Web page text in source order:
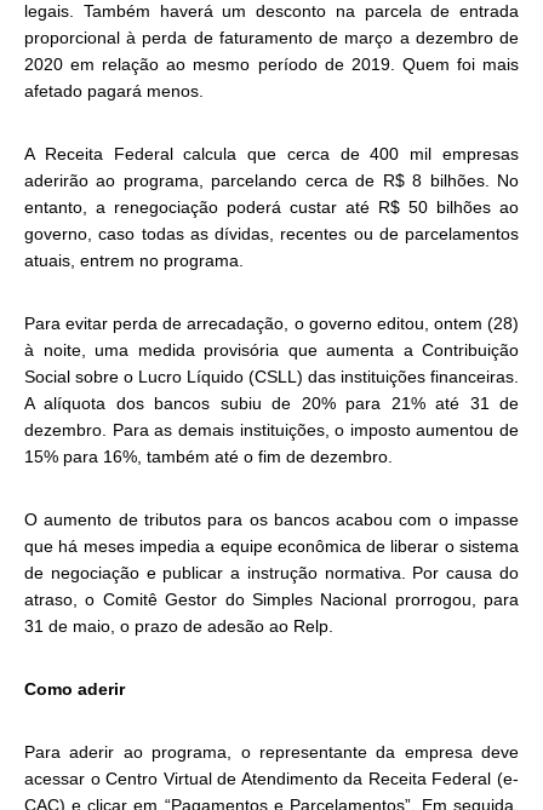
legais. Também haverá um desconto na parcela de entrada
proporcional à perda de faturamento de março a dezembro de
2020 em relação ao mesmo período de 2019. Quem foi mais
afetado pagará menos.
A Receita Federal calcula que cerca de 400 mil empresas
aderirão ao programa, parcelando cerca de R$ 8 bilhões. No
entanto, a renegociação poderá custar até R$ 50 bilhões ao
governo, caso todas as dívidas, recentes ou de parcelamentos
atuais, entrem no programa.
Para evitar perda de arrecadação, o governo editou, ontem (28)
à noite, uma medida provisória que aumenta a Contribuição
Social sobre o Lucro Líquido (CSLL) das instituições financeiras.
A alíquota dos bancos subiu de 20% para 21% até 31 de
dezembro. Para as demais instituições, o imposto aumentou de
15% para 16%, também até o fim de dezembro.
O aumento de tributos para os bancos acabou com o impasse
que há meses impedia a equipe econômica de liberar o sistema
de negociação e publicar a instrução normativa. Por causa do
atraso, o Comitê Gestor do Simples Nacional prorrogou, para
31 de maio, o prazo de adesão ao Relp
Como aderir
Para aderir ao programa, o representante da empresa deve
acessar oCentro Virtual de Atendimento da Receita Federal (e-
CAC) e clicar em “Pagamentos e Parcelamentos”. Em seguida,